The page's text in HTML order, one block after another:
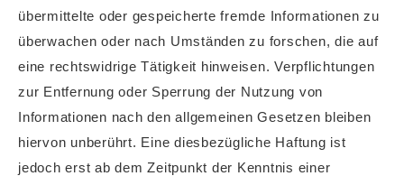
übermittelte oder gespeicherte fremde Informationen zu
überwachen oder nach Umständen zu forschen, die auf
eine rechtswidrige Tätigkeit hinweisen. Verpflichtungen
zur Entfernung oder Sperrung der Nutzung von
Informationen nach den allgemeinen Gesetzen bleiben
hiervon unberührt. Eine diesbezügliche Haftung ist
jedoch erst ab dem Zeitpunkt der Kenntnis einer